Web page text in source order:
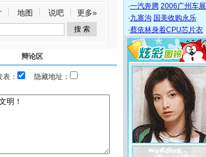
地图 说吧 更多»
辩论区
：
隐藏地址：
·一汽奔腾 2006广州车展
·九寨沟 国美收购永乐
·蔡依林身着CPU芯片衣